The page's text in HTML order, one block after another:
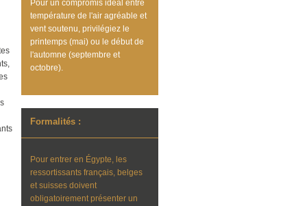
Pour un compromis idéal entre
température de l'air agréable et
vent soutenu, privilégiez le
printemps (mai) ou le début de
l'automne (septembre et
octobre).
Formalités :
Pour entrer en Égypte, les
ressortissants français, belges
et suisses doivent
obligatoirement présenter un